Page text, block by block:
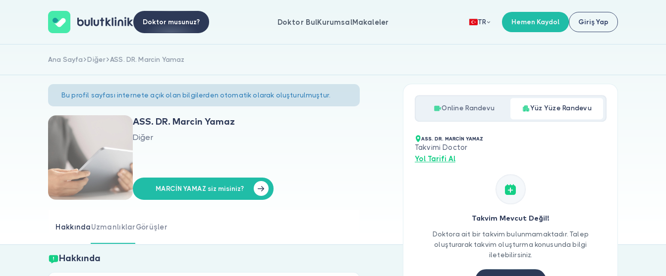
Doktor musunuz? Doktor BulKurumsalMakaleler TR Hemen Kaydol Giriş Yap
Ana Sayfa Diğer ASS. DR. Marcin Yamaz
Bu profil sayfası internete açık olan bilgilerden otomatik olarak oluşturulmuştur.
ASS. DR. Marcin Yamaz
Diğer
MARCİN YAMAZ siz misiniz?
HakkındaUzmanlıklarGörüşler
Hakkında
Online Randevu Yüz Yüze Randevu
ASS. DR. MARCİN YAMAZ
Takvimi Doctor
Yol Tarifi Al
Takvim Mevcut Değil!
Doktora ait bir takvim bulunmamaktadır. Talep
oluşturarak takvim oluşturma konusunda bilgi
iletebilirsiniz.